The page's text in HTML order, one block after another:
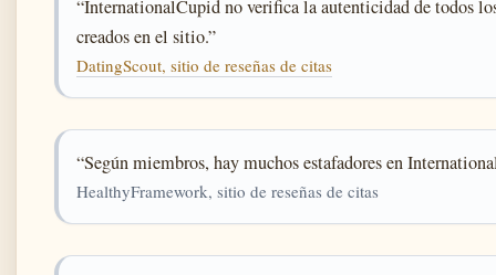
“InternationalCupid no verifica la autenticidad de todos
creados en el sitio.”
DatingScout, sitio de reseñas de citas
“Según miembros, hay muchos estafadores en
HealthyFramework, sitio de reseñas de citas